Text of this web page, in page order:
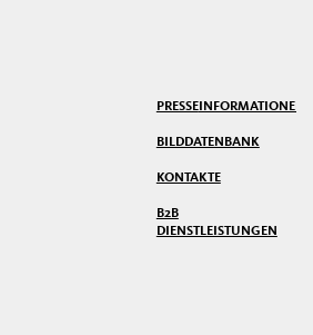
PRESSEINFORMATIONEN
BILDDATENBANK
KONTAKTE
B2B
DIENSTLEISTUNGEN